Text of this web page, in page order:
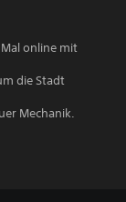
online mit
die Stadt
Mechanik.